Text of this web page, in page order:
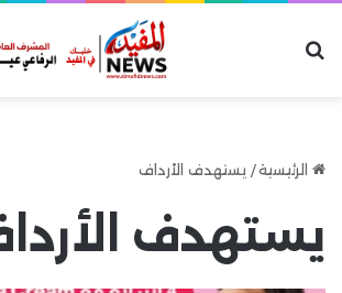
الرئيسية/ يستهدف الأرداف
يستهدف